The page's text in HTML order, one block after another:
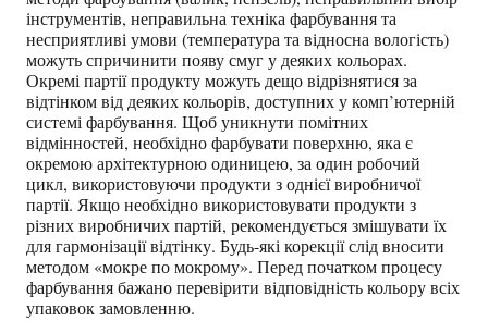
інструментів, неправильна техніка фарбування та
несприятливі умови (температура та відносна вологість)
можуть спричинити появу смуг у деяких кольорах.
Окремі партії продукту можуть дещо відрізнятися за
відтінком від деяких кольорів, доступних у комп’ютерній
системі фарбування. Щоб уникнути помітних
відмінностей, необхідно фарбувати поверхню, яка є
окремою архітектурною одиницею, за один робочий
цикл, використовуючи продукти з однієї виробничої
партії. Якщо необхідно використовувати продукти з
різних виробничих партій, рекомендується змішувати їх
для гармонізації відтінку. Будь-які корекції слід вносити
методом «мокре по мокрому». Перед початком процесу
фарбування бажано перевірити відповідність кольору всіх
упаковок замовленню.